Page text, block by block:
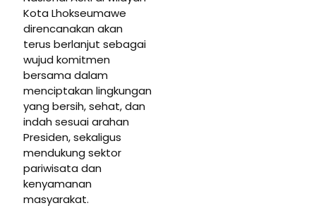
Kota Lhokseumawe
direncanakan akan
terus berlanjut sebagai
wujud komitmen
bersama dalam
menciptakan lingkungan
yang bersih, sehat, dan
indah sesuai arahan
Presiden, sekaligus
mendukung sektor
pariwisata dan
kenyamanan
masyarakat.